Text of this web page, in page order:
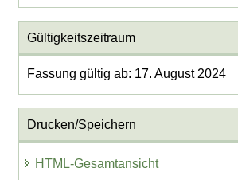
Gültigkeitszeitraum
Fassung gültig ab: 17. August 2024
Drucken/Speichern
HTML-Gesamtansicht